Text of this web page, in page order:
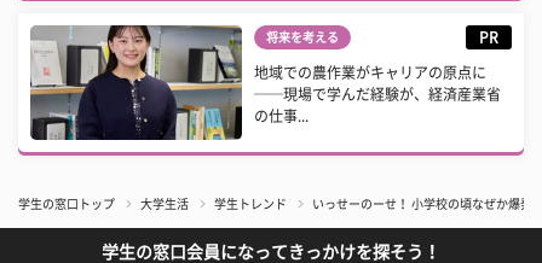
将来を考える PR
地域での農作業がキャリアの原点に
──現場で学んだ経験が、経済産業省
の仕事...
学生の窓口トップ 大学生活 学生トレンド いっせーのーせ！ 小学校の頃なぜか爆発
学生の窓口会員になってきっかけを探そう！